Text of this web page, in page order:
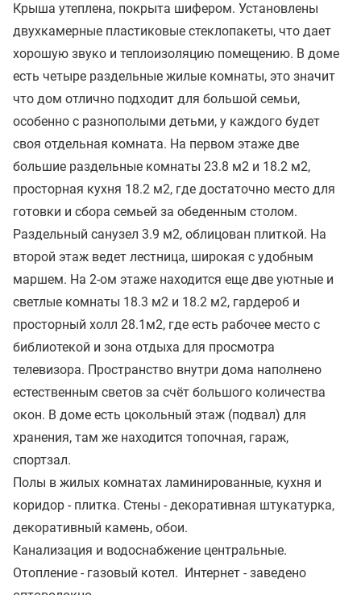
Крыша утеплена, покрыта шифером. Установлены
двухкамерные пластиковые стеклопакеты, что дает
хорошую звуко и теплоизоляцию помещению. В доме
есть четыре раздельные жилые комнаты, это значит
что дом отлично подходит для большой семьи,
особенно с разнополыми детьми, у каждого будет
своя отдельная комната. На первом этаже две
большие раздельные комнаты 23.8 м2 и 18.2 м2,
просторная кухня 18.2 м2, где достаточно место для
готовки и сбора семьей за обеденным столом.
Раздельный санузел 3.9 м2, облицован плиткой. На
второй этаж ведет лестница, широкая с удобным
маршем. На 2-ом этаже находится еще две уютные и
светлые комнаты 18.3 м2 и 18.2 м2, гардероб и
просторный холл 28.1м2, где есть рабочее место с
библиотекой и зона отдыха для просмотра
телевизора. Пространство внутри дома наполнено
естественным светов за счёт большого количества
окон. В доме есть цокольный этаж (подвал) для
хранения, там же находится топочная, гараж,
спортзал.
Полы в жилых комнатах ламинированные, кухня и
коридор - плитка. Стены - декоративная штукатурка,
декоративный камень, обои.
Канализация и водоснабжение центральные.
Отопление - газовый котел. Интернет - заведено